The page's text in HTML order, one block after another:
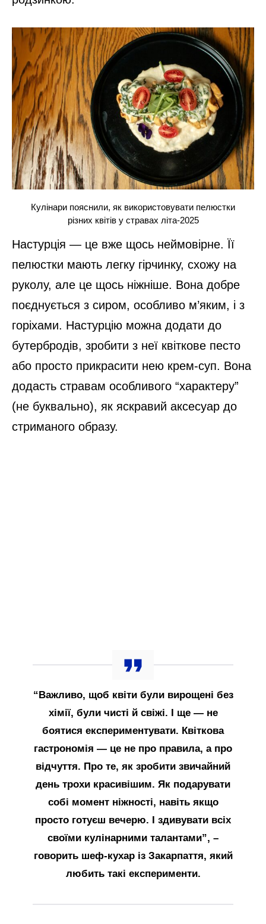
Кулінари пояснили, як використовувати пелюстки
різних квітів у стравах літа-2025
Настурція — це вже щось неймовірне. Її
пелюстки мають легку гірчинку, схожу на
руколу, але це щось ніжніше. Вона добре
поєднується з сиром, особливо м’яким, і з
горіхами. Настурцію можна додати до
бутербродів, зробити з неї квіткове песто
або просто прикрасити нею крем-суп. Вона
додасть стравам особливого “характеру”
(не буквально), як яскравий аксесуар до
стриманого образу.
“Важливо, щоб квіти були вирощені без
хімії, були чисті й свіжі. І ще — не
боятися експериментувати. Квіткова
гастрономія — це не про правила, а про
відчуття. Про те, як зробити звичайний
день трохи красивішим. Як подарувати
собі момент ніжності, навіть якщо
просто готуєш вечерю. І здивувати всіх
своїми кулінарними талантами”, –
говорить шеф-кухар із Закарпаття, який
любить такі експерименти.